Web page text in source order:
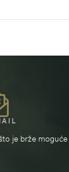
je brže moguće